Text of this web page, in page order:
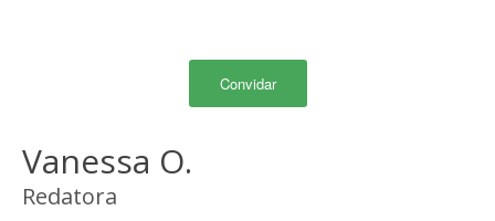
Convidar
Vanessa O.
Redatora